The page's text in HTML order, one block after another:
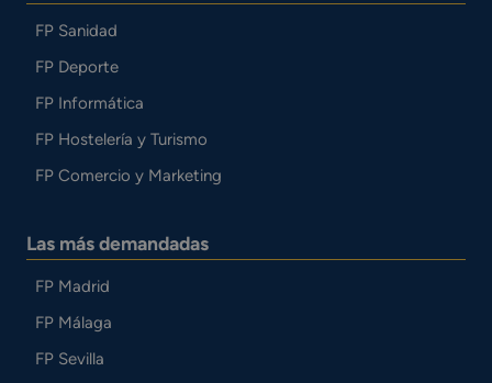
FP Sanidad
FP Deporte
FP Informática
FP Hostelería y Turismo
FP Comercio y Marketing
Las más demandadas
FP Madrid
FP Málaga
FP Sevilla